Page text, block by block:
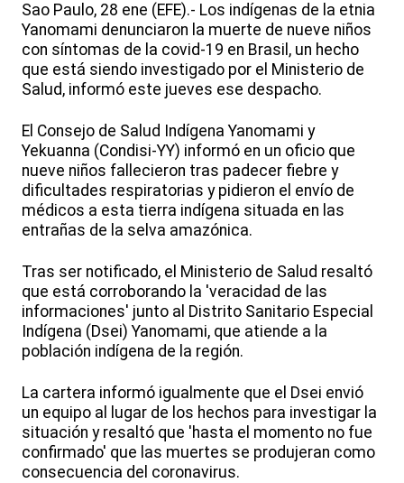
Sao Paulo, 28 ene (EFE).- Los indígenas de la etnia
Yanomami denunciaron la muerte de nueve niños
con síntomas de la covid-19 en Brasil, un hecho
que está siendo investigado por el Ministerio de
Salud, informó este jueves ese despacho.
El Consejo de Salud Indígena Yanomami y
Yekuanna (Condisi-YY) informó en un oficio que
nueve niños fallecieron tras padecer fiebre y
dificultades respiratorias y pidieron el envío de
médicos a esta tierra indígena situada en las
entrañas de la selva amazónica.
Tras ser notificado, el Ministerio de Salud resaltó
que está corroborando la 'veracidad de las
informaciones' junto al Distrito Sanitario Especial
Indígena (Dsei) Yanomami, que atiende a la
población indígena de la región.
La cartera informó igualmente que el Dsei envió
un equipo al lugar de los hechos para investigar la
situación y resaltó que 'hasta el momento no fue
confirmado' que las muertes se produjeran como
consecuencia del coronavirus.